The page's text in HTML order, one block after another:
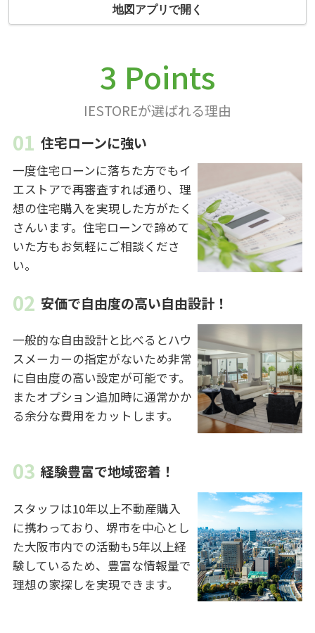
地図アプリで開く
3 Points
IESTOREが選ばれる理由
住宅ローンに強い
一度住宅ローンに落ちた方でもイ
エストアで再審査すれば通り、理
想の住宅購入を実現した方がたく
さんいます。住宅ローンで諦めて
いた方もお気軽にご相談くださ
い。
安価で自由度の高い自由設計！
一般的な自由設計と比べるとハウ
スメーカーの指定がないため非常
に自由度の高い設定が可能です。
またオプション追加時に通常かか
る余分な費用をカットします。
経験豊富で地域密着！
スタッフは10年以上不動産購入
に携わっており、堺市を中心とし
た大阪市内での活動も5年以上経
験しているため、豊富な情報量で
理想の家探しを実現できます。